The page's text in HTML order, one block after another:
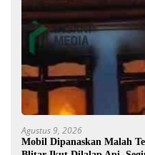
Agustus 9, 2026
Mobil Dipanaskan Malah